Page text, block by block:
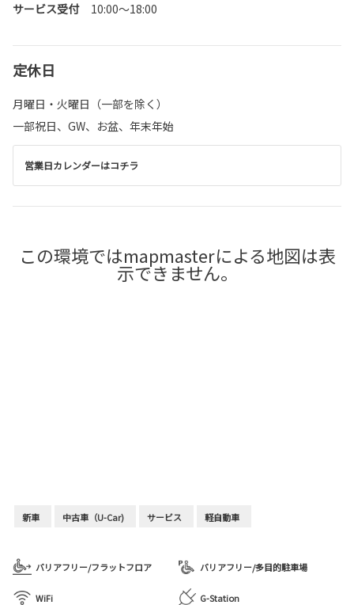
サービス受付
10:00～18:00
定休日
月曜日・火曜日（一部を除く）
一部祝日、GW、お盆、年末年始
営業日カレンダーはコチラ
新車 中古車（U-Car) サービス 軽自動車
バリアフリー/フラットフロア バリアフリー/多目的駐車場
WiFi G-Station
この環境ではmapmasterによる地図は表
示できません。